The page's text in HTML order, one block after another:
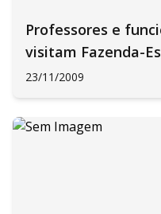
Professores e
visitam Fazenda-
23/11/2009